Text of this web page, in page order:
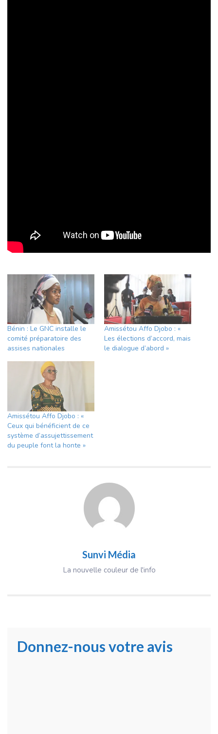
Bénin : Le GNC installe le
comité préparatoire des
assises nationales
Amissétou Affo Djobo : «
Les élections d’accord, mais
le dialogue d’abord »
Amissétou Affo Djobo : «
Ceux qui bénéficient de ce
système d’assujettissement
du peuple font la honte »
Sunvi Média
La nouvelle couleur de l'info
Donnez-nous votre avis